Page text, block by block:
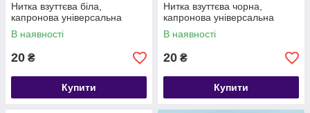
Нитка взуттєва біла,
капронова універсальна
В наявності
20 ₴
Купити
Нитка взуттєва чорна,
капронова універсальна
В наявності
20 ₴
Купити